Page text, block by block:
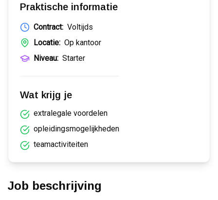
Praktische informatie
Contract: Voltijds
Locatie: Op kantoor
Niveau: Starter
Wat krijg je
extralegale voordelen
opleidingsmogelijkheden
teamactiviteiten
Job beschrijving